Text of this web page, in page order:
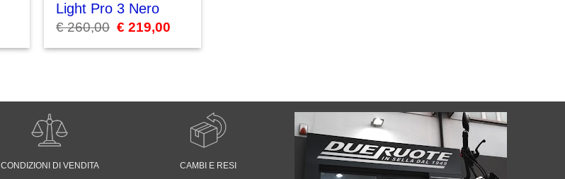
Light Pro 3 Nero
€260,00
Il
prezzo
€ 219,00Il
CONDIZIONI DI VENDITA CAMBI E RESI